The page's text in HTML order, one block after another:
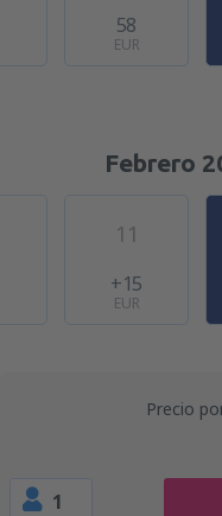
58
EUR
Febrero
11
+15
EUR
Precio
1